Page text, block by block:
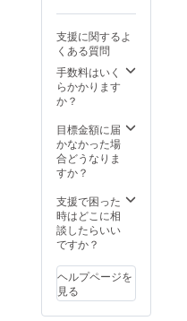
支援に関するよ
くある質問
手数料はいく
らかかります
か？
目標金額に届
かなかった場
合どうなりま
すか？
支援で困った
時はどこに相
談したらいい
ですか？
ヘルプページを
見る